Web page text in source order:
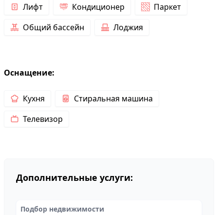
Лифт Кондиционер
Паркет
Общий бассейн
Лоджия
Оснащение:
Кухня
Стиральная машина
Телевизор
Дополнительные услуги:
Подбор недвижимости